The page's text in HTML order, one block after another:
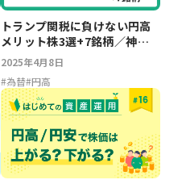
トランプ関税に負けない円高
メリット株3選+7銘柄／神戸
物産、ニトリHD、しまむら
2025年4月8日
#為替#円高